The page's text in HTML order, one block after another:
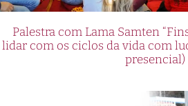
Palestra com Lama Samten
lidar com os ciclos da vida com
presencial)